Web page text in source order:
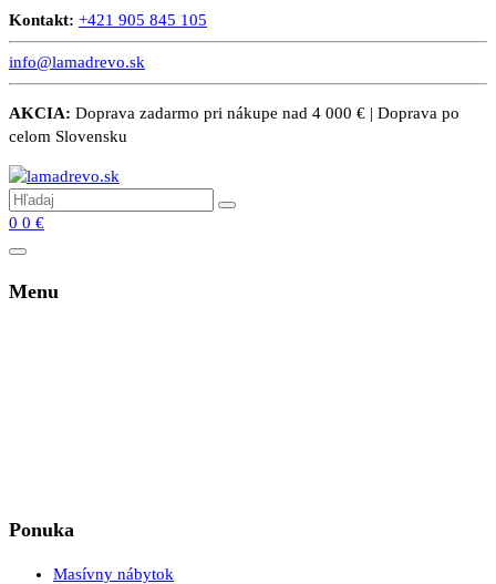
Kontakt: +421 905 845 105
info@lamadrevo.sk
AKCIA: Doprava zadarmo pri nákupe nad 4 000 € | Doprava po
celom Slovensku
0 0 €
Menu
Ponuka
Masívny nábytok